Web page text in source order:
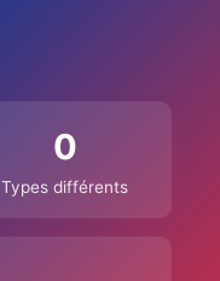
0
Types différents